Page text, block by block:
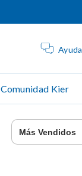
Ayuda
Comunidad Kier